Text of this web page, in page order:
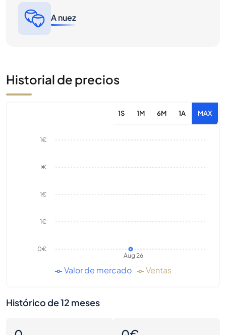
A nuez
Historial de precios
1S 1M 6M 1A MAX
Aug 26
0€
1€
1€
1€
1€
Valor de mercado Ventas
Histórico de 12 meses